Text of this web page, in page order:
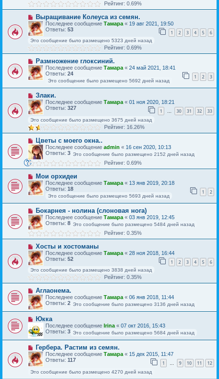
Рейтинг: 0.69%
Выращивание Колеуса из семян.
Последнее сообщение Тамара « 19 авг 2021, 19:50
Ответы: 53 1 2 3 4 5 6
Это сообщение было размещено 5323 дней назад
Рейтинг: 0.69%
Размножение глоксиний.
Последнее сообщение Тамара « 24 май 2021, 18:41
Ответы: 24 1 2 3
Это сообщение было размещено 5692 дней назад
Злаки.
Последнее сообщение Тамара « 01 ноя 2020, 18:21
Ответы: 327 1 … 30 31 32 33
Это сообщение было размещено 3675 дней назад
Рейтинг: 16.26%
Цветы с моего окна..
Последнее сообщение admin « 16 сен 2020, 10:13
Ответы: 3 Это сообщение было размещено 2152 дней назад
Рейтинг: 0.69%
Мои орхидеи
Последнее сообщение Тамара « 13 янв 2019, 20:18
Ответы: 18 1 2
Это сообщение было размещено 5693 дней назад
Бокарнея - нолина (слоновая нога)
Последнее сообщение Тамара « 03 янв 2019, 12:45
Ответы: 8 Это сообщение было размещено 5484 дней назад
Рейтинг: 0.35%
Хосты и хостоманы
Последнее сообщение Тамара « 28 ноя 2018, 16:44
Ответы: 52 1 2 3 4 5 6
Это сообщение было размещено 3838 дней назад
Рейтинг: 0.35%
Аглаонема.
Последнее сообщение Тамара « 06 янв 2018, 11:44
Ответы: 2 Это сообщение было размещено 3136 дней назад
Юкка
Последнее сообщение Irina « 07 окт 2016, 15:43
Ответы: 3 Это сообщение было размещено 5684 дней назад
Гербера. Растим из семян.
Последнее сообщение Тамара « 15 дек 2015, 11:47
Ответы: 117 1 … 9 10 11 12
Это сообщение было размещено 4270 дней назад